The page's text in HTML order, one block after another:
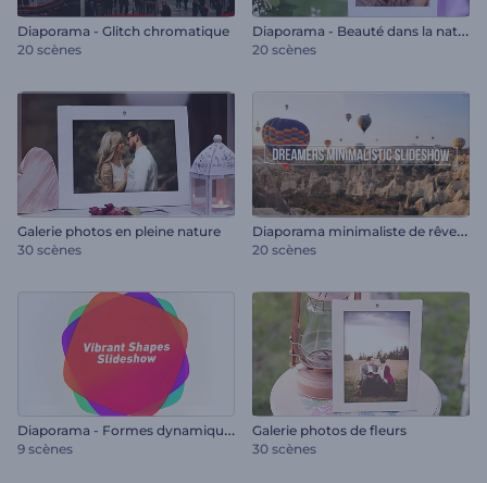
Diaporama - Glitch chromatique
20 scènes
D
iaporama - Beauté dans la nature
20 scènes
Galerie photos en pleine nature
30 scènes
D
iaporama minimaliste de rêveurs
20 scènes
D
iaporama - Formes dynamiques
9 scènes
Galerie photos de fleurs
30 scènes